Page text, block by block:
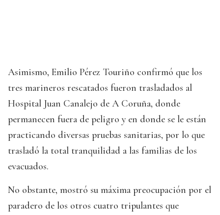
Asimismo, Emilio Pérez Touriño confirmó que los
tres marineros rescatados fueron trasladados al
Hospital Juan Canalejo de A Coruña, donde
permanecen fuera de peligro y en donde se le están
practicando diversas pruebas sanitarias, por lo que
trasladó la total tranquilidad a las familias de los
evacuados.
No obstante, mostró su máxima preocupación por el
paradero de los otros cuatro tripulantes que